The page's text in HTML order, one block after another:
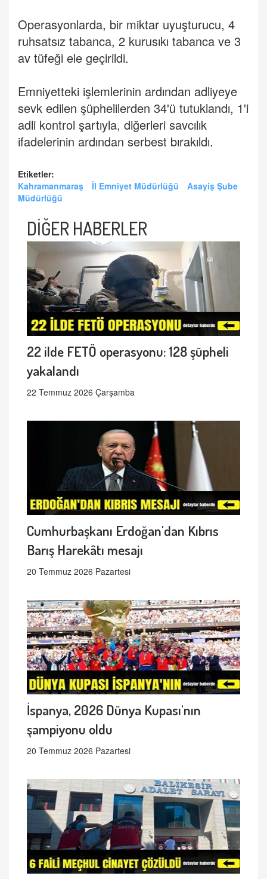
Operasyonlarda, bir miktar uyuşturucu, 4
ruhsatsız tabanca, 2 kurusıkı tabanca ve 3
av tüfeği ele geçirildi.
Emniyetteki işlemlerinin ardından adliyeye
sevk edilen şüphelilerden 34'ü tutuklandı, 1'i
adli kontrol şartıyla, diğerleri savcılık
ifadelerinin ardından serbest bırakıldı.
Etiketler:
Kahramanmaraş
İl Emniyet Müdürlüğü
Asayiş Şube
Müdürlüğü
DİĞER HABERLER
22 ilde FETÖ operasyonu: 128 şüpheli
yakalandı
22 Temmuz 2026 Çarşamba
Cumhurbaşkanı Erdoğan'dan Kıbrıs
Barış Harekâtı mesajı
20 Temmuz 2026 Pazartesi
İspanya, 2026 Dünya Kupası'nın
şampiyonu oldu
20 Temmuz 2026 Pazartesi